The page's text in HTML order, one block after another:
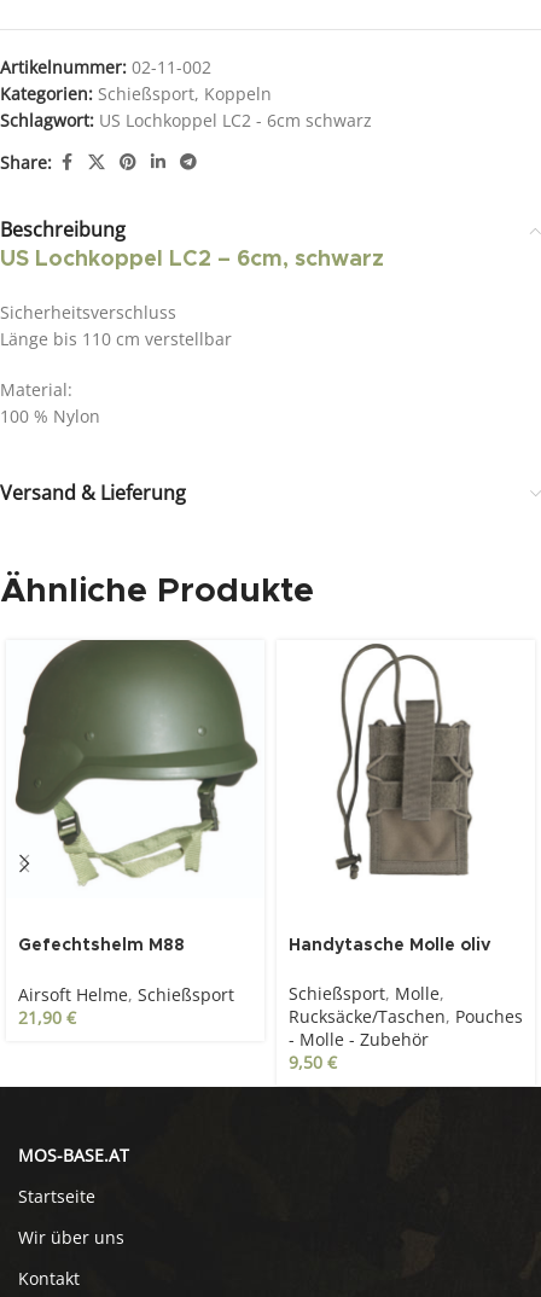
Artikelnummer: 02-11-002
Kategorien: Schießsport, Koppeln
Schlagwort: US Lochkoppel LC2 - 6cm schwarz
Share:
Beschreibung
US Lochkoppel LC2 – 6cm, schwarz
Sicherheitsverschluss
Länge bis 110 cm verstellbar
Material:
100 % Nylon
Versand & Lieferung
Ähnliche Produkte
Gefechtshelm M88
Airsoft Helme, Schießsport
21,90 €
Handytasche Molle oliv
Schießsport, Molle,
Rucksäcke/Taschen, Pouches
- Molle - Zubehör
9,50 €
MOS-BASE.AT
Startseite
Wir über uns
Kontakt